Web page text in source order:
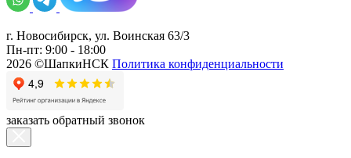
г. Новосибирск, ул. Воинская 63/3
Пн-пт: 9:00 - 18:00
2026 ©ШапкиНСК Политика конфиденциальности
заказать обратный звонок